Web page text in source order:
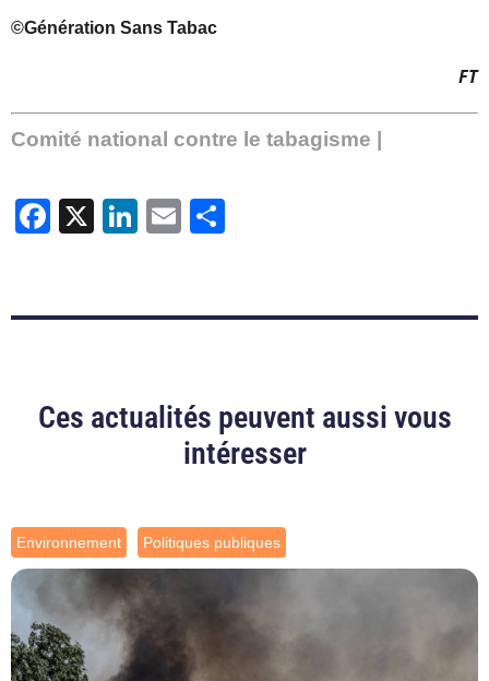
©Génération Sans Tabac
FT
Comité national contre le tabagisme |
Facebook
X LinkedIn
Email
Ces actualités peuvent aussi vous
intéresser
Environnement Politiques publiques